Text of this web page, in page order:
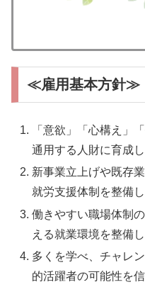
≪雇用基本方針≫
「意欲」「心構え」
通用する人財に育成し
新事業立上げや既存
就労支援体制を整備し
働きやすい職場体制
える就業環境を整備し
多くを学べ、チャレ
的活躍者の可能性を信